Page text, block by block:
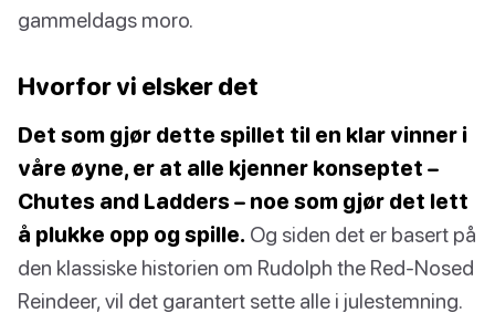
gammeldags moro.
Hvorfor vi elsker det
Det som gjør dette spillet til en klar vinner i
våre øyne, er at alle kjenner konseptet –
Chutes and Ladders – noe som gjør det lett
å plukke opp og spille. Og siden det er basert på
den klassiske historien om Rudolph the Red-Nosed
Reindeer, vil det garantert sette alle i julestemning.